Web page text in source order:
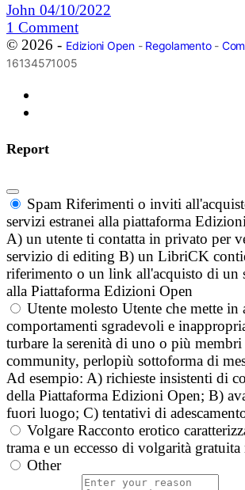
John 04/10/2022
1 Comment
© 2026 - Edizioni Open- Regolamento-
16134571005
Report
Spam Riferimenti o inviti
servizi estranei alla piattaforma
A) un utente ti contatta in privato per
servizio di editing B) un LibriCK
riferimento o un link all'acquisto di un
alla Piattaforma Edizioni Open
Utente molesto Utente che mette in
comportamenti sgradevoli e
turbare la serenità di uno o più membri
community, perlopiù sottoforma di
Ad esempio: A) richieste insistenti di
della Piattaforma Edizioni Open; B)
fuori luogo; C) tentativi di
Volgare Racconto erotico
trama e un eccesso di volgarità
Other